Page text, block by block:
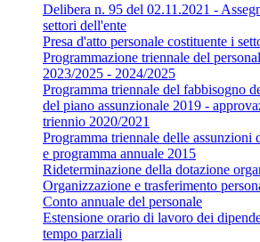
Delibera n. 95 del 02.11.2021 -
settori dell'ente
Presa d'atto personale costituente i
Programmazione triennale del
2023/2025 - 2024/2025
Programma triennale del fabbisogno
del piano assunzionale 2019 -
triennio 2020/2021
Programma triennale delle assunzioni
e programma annuale 2015
Rideterminazione della dotazione
Organizzazione e trasferimento
Conto annuale del personale
Estensione orario di lavoro dei
tempo parziali